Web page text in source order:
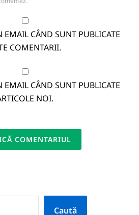
EMAIL CÂND SUNT PUBLICATE
COMENTARII.
EMAIL CÂND SUNT PUBLICATE
NOI.
Caută